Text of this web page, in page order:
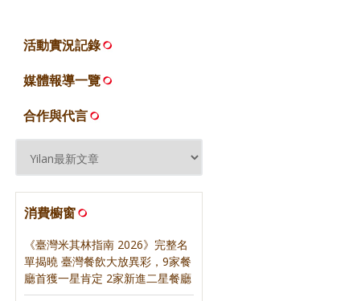
活動實況記錄
媒體報導一覽
合作與代言
消費櫥窗
《臺灣米其林指南 2026》完整名
單揭曉 臺灣餐飲大放異彩，9家餐
廳首獲一星肯定 2家新進二星餐廳